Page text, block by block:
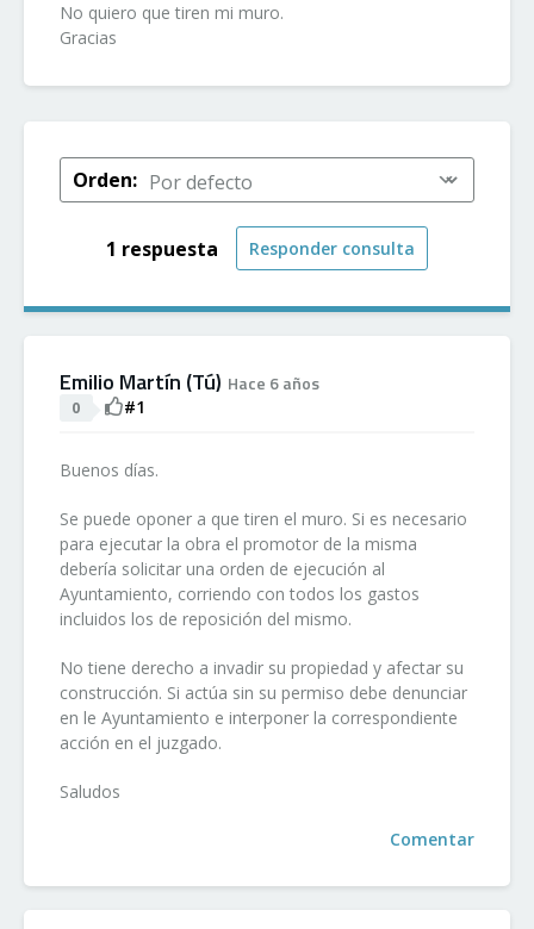
No quiero que tiren mi muro.
Gracias
Orden:
1 respuesta Responder consulta
Emilio Martín (Tú) Hace 6 años
0 #1
Buenos días.
Se puede oponer a que tiren el muro. Si es necesario
para ejecutar la obra el promotor de la misma
debería solicitar una orden de ejecución al
Ayuntamiento, corriendo con todos los gastos
incluidos los de reposición del mismo.
No tiene derecho a invadir su propiedad y afectar su
construcción. Si actúa sin su permiso debe denunciar
en le Ayuntamiento e interponer la correspondiente
acción en el juzgado.
Saludos
Comentar